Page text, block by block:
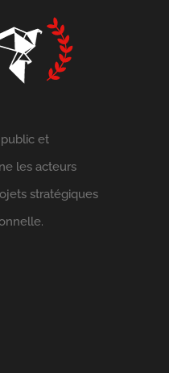
et
les acteurs
stratégiques